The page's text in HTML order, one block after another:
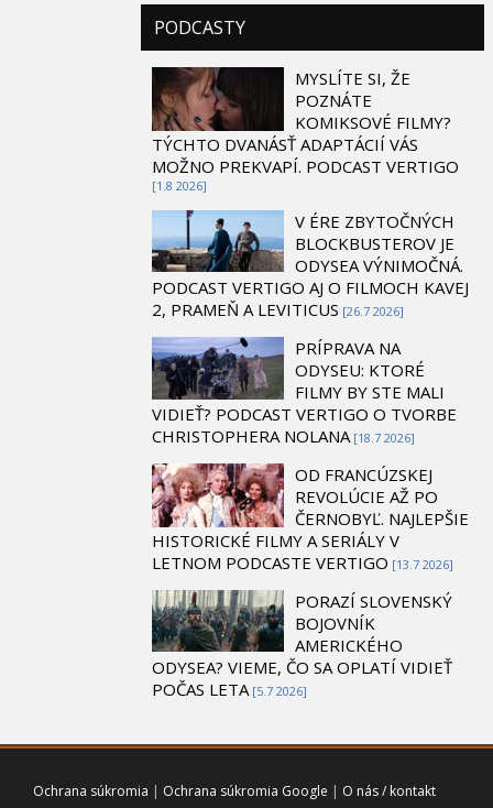
PODCASTY
MYSLÍTE SI, ŽE
POZNÁTE
KOMIKSOVÉ FILMY?
TÝCHTO DVANÁSŤ ADAPTÁCIÍ VÁS
MOŽNO PREKVAPÍ. PODCAST VERTIGO
[1.8 2026]
V ÉRE ZBYTOČNÝCH
BLOCKBUSTEROV JE
ODYSEA VÝNIMOČNÁ.
PODCAST VERTIGO AJ O FILMOCH KAVEJ
2, PRAMEŇ A LEVITICUS [26.7 2026]
PRÍPRAVA NA
ODYSEU: KTORÉ
FILMY BY STE MALI
VIDIEŤ? PODCAST VERTIGO O TVORBE
CHRISTOPHERA NOLANA [18.7 2026]
OD FRANCÚZSKEJ
REVOLÚCIE AŽ PO
ČERNOBYĽ. NAJLEPŠIE
HISTORICKÉ FILMY A SERIÁLY V
LETNOM PODCASTE VERTIGO [13.7 2026]
PORAZÍ SLOVENSKÝ
BOJOVNÍK
AMERICKÉHO
ODYSEA? VIEME, ČO SA OPLATÍ VIDIEŤ
POČAS LETA [5.7 2026]
Ochrana súkromia | Ochrana súkromia Google | O nás / kontakt